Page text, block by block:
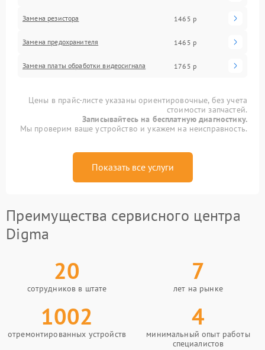
Замена резистора 1465 р
Замена предохранителя 1465 р
Замена платы обработки видеосигнала 1765 р
Цены в прайс-листе указаны ориентировочные, без учета
стоимости запчастей.
Записывайтесь на бесплатную диагностику.
Мы проверим ваше устройство и укажем на неисправность.
Показать все услуги
Преимущества сервисного центра
Digma
20
сотрудников в штате
7
лет на рынке
1002
отремонтированных устройств
4
минимальный опыт работы
специалистов